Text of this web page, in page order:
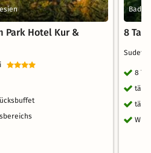
Park Hotel Kur &
Bad
8
8